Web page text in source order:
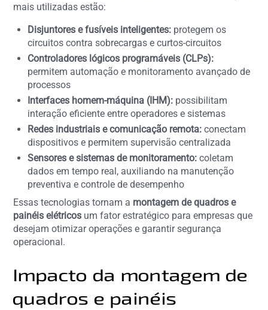
mais utilizadas estão:
Disjuntores e fusíveis inteligentes: protegem os
circuitos contra sobrecargas e curtos-circuitos
Controladores lógicos programáveis (CLPs):
permitem automação e monitoramento avançado de
processos
Interfaces homem-máquina (IHM): possibilitam
interação eficiente entre operadores e sistemas
Redes industriais e comunicação remota: conectam
dispositivos e permitem supervisão centralizada
Sensores e sistemas de monitoramento: coletam
dados em tempo real, auxiliando na manutenção
preventiva e controle de desempenho
Essas tecnologias tornam a montagem de quadros e
painéis elétricos um fator estratégico para empresas que
desejam otimizar operações e garantir segurança
operacional.
Impacto da montagem de
quadros e painéis